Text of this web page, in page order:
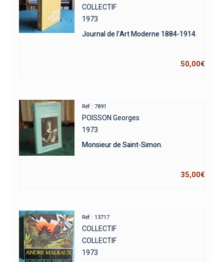
COLLECTIF
1973
Journal de l’Art Moderne 1884-1914.
50,00€
Réf : 7891
POISSON Georges
1973
Monsieur de Saint-Simon.
35,00€
Réf : 13717
COLLECTIF
COLLECTIF
1973